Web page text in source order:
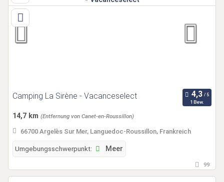
Camping La Sirène - Vacanceselect
1 Bew.
14,7 km (Entfernung von Canet-en-Roussillon)
66700 Argelès Sur Mer, Languedoc-Roussillon, Frankreich
Umgebungsschwerpunkt: Meer
99